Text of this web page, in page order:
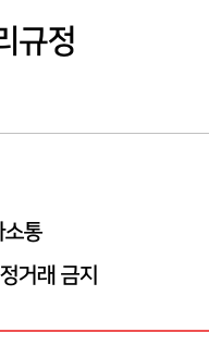
규정
소통
거래 금지